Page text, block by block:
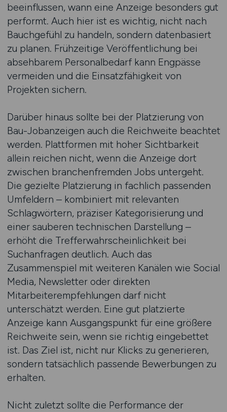
beeinflussen, wann eine Anzeige besonders gut
performt. Auch hier ist es wichtig, nicht nach
Bauchgefühl zu handeln, sondern datenbasiert
zu planen. Frühzeitige Veröffentlichung bei
absehbarem Personalbedarf kann Engpässe
vermeiden und die Einsatzfähigkeit von
Projekten sichern.
Darüber hinaus sollte bei der Platzierung von
Bau-Jobanzeigen auch die Reichweite beachtet
werden. Plattformen mit hoher Sichtbarkeit
allein reichen nicht, wenn die Anzeige dort
zwischen branchenfremden Jobs untergeht.
Die gezielte Platzierung in fachlich passenden
Umfeldern – kombiniert mit relevanten
Schlagwörtern, präziser Kategorisierung und
einer sauberen technischen Darstellung –
erhöht die Trefferwahrscheinlichkeit bei
Suchanfragen deutlich. Auch das
Zusammenspiel mit weiteren Kanälen wie Social
Media, Newsletter oder direkten
Mitarbeiterempfehlungen darf nicht
unterschätzt werden. Eine gut platzierte
Anzeige kann Ausgangspunkt für eine größere
Reichweite sein, wenn sie richtig eingebettet
ist. Das Ziel ist, nicht nur Klicks zu generieren,
sondern tatsächlich passende Bewerbungen zu
erhalten.
Nicht zuletzt sollte die Performance der